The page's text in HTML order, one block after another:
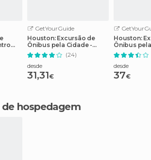
GetYourGuide
Houston: Excursão de
Ônibus pela Cidade -
Bilhete de 2 Dias
(24)
desde
31,31€
Houston:
Ônibus
desde
37€
de hospedagem